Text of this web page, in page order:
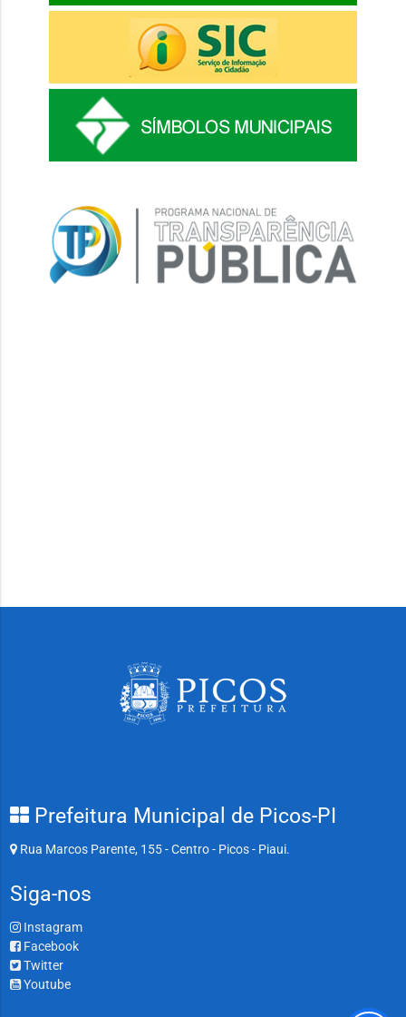
Prefeitura Municipal de Picos-PI
Rua Marcos Parente, 155 - Centro - Picos - Piaui.
Siga-nos
Instagram
Facebook
Twitter
Youtube